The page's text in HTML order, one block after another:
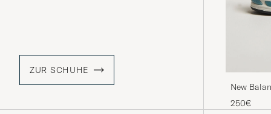
ZUR SCHUHE
New
Grey
250€